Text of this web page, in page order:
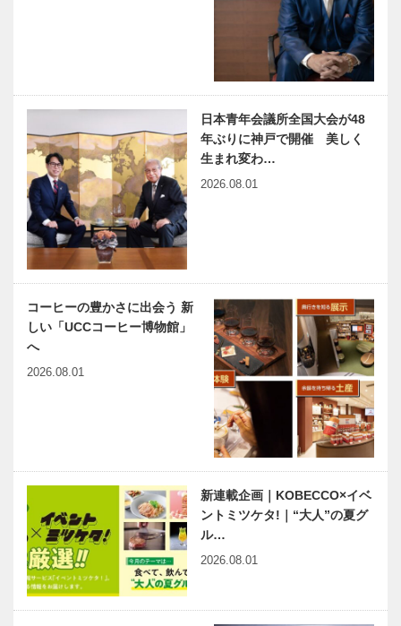
クラブ
ーダー 「ビ
タイル」…
連載コラム
「続・第二の
プレイボー
ル」｜Vol.5
神戸鉄人伝
第109回 フ
ァッションデ
ザイナー 藤
井 美智子
（ふじい み
ちこ）…
世界の民芸猫
ざんまい 第
連載エッセイ
／喫茶店の書
斎から
Ⅱ
日本青年会議所全国大会が48
年ぶりに神戸で開催 美しく
生まれ変わ…
2026.08.01
コーヒーの豊かさに出会う 新
しい「UCCコーヒー博物館」
へ
2026.08.01
新連載企画｜KOBECCO×イベ
ントミツケタ!｜“大人”の夏グ
ル…
2026.08.01